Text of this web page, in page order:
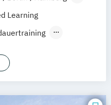
Learning